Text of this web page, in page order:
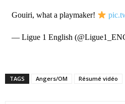
Gouiri, what a playmaker!
— Ligue 1 English
TAGS Angers/OM Résumé vidéo